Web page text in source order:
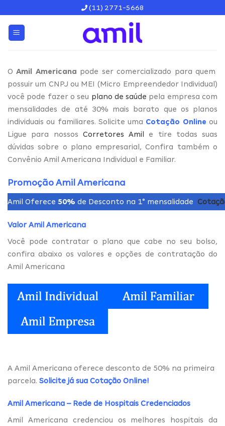
content
(11) 2771-5668
OAmil Americana pode ser comercializado para quem
possuir um CNPJ ou MEI (Micro Empreendedor Individual)
você pode fazer o seu plano de saúde pela empresa com
mensalidades de até 30% mais barato que os planos
individuais ou familiares. Solicite uma Cotação Online ou
Ligue para nossos Corretores Amil
e tire todas suas
dúvidas sobre o plano empresarial, Confira também o
Convênio Amil Americana Individual e Familiar.
Promoção Amil Americana
Amil Oferece 50% de Desconto na 1° mensalidade
Valor Amil Americana
Você pode contratar o plano que cabe no seu bolso,
confira abaixo os valores e opções de contratação do
Amil Americana
A Amil Americana oferece desconto de 50% na primeira
parcela. Solicite já sua Cotação Online!
Amil Americana – Rede de Hospitais Credenciados
Amil Americana credenciou os melhores hospitais da